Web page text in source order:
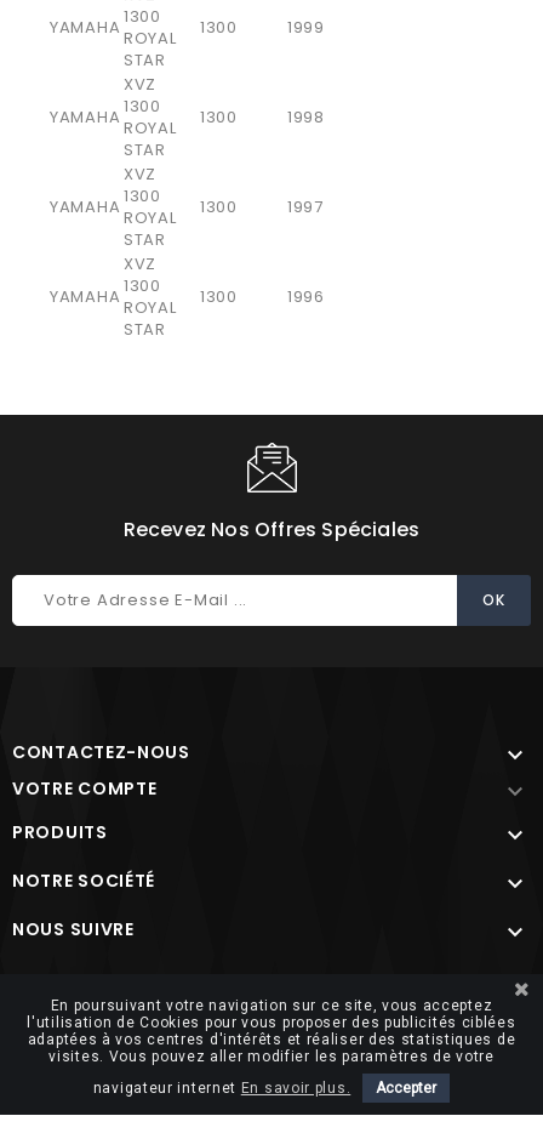
YAMAHA 1300
ROYAL
STAR
1300 1999
YAMAHA
XVZ
1300
ROYAL
STAR
1300 1998
YAMAHA
XVZ
1300
ROYAL
STAR
1300 1997
YAMAHA
XVZ
1300
ROYAL
STAR
1300 1996
Recevez Nos Offres Spéciales
CONTACTEZ-NOUS 
VOTRE COMPTE 
PRODUITS 
NOTRE SOCIÉTÉ 
NOUS SUIVRE 
En poursuivant votre navigation sur ce site, vous acceptez
l'utilisation de Cookies pour vous proposer des publicités ciblées
adaptées à vos centres d'intérêts et réaliser des statistiques de
visites. Vous pouvez aller modifier les paramètres de votre
navigateur internet En savoir plus. Accepter